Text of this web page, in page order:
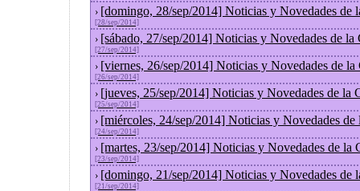
› [domingo, 28/sep/2014] Noticias y Novedades de
[28/sep/2014]
› [sábado, 27/sep/2014] Noticias y Novedades de la
[27/sep/2014]
› [viernes, 26/sep/2014] Noticias y Novedades de la
[26/sep/2014]
› [jueves, 25/sep/2014] Noticias y Novedades de la
[25/sep/2014]
› [miércoles, 24/sep/2014] Noticias y Novedades de
[24/sep/2014]
› [martes, 23/sep/2014] Noticias y Novedades de la
[23/sep/2014]
› [domingo, 21/sep/2014] Noticias y Novedades de
[21/sep/2014]